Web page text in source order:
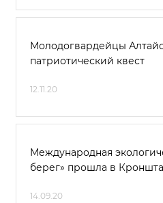
Молодогвардейцы
патриотический квест
12.11.20
Международная
берег» прошла в
14.09.20